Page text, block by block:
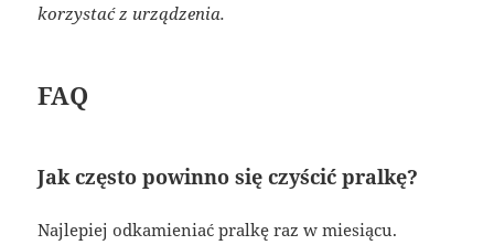
korzystać z urządzenia.
FAQ
Jak często powinno się czyścić pralkę?
Najlepiej odkamieniać pralkę raz w miesiącu.